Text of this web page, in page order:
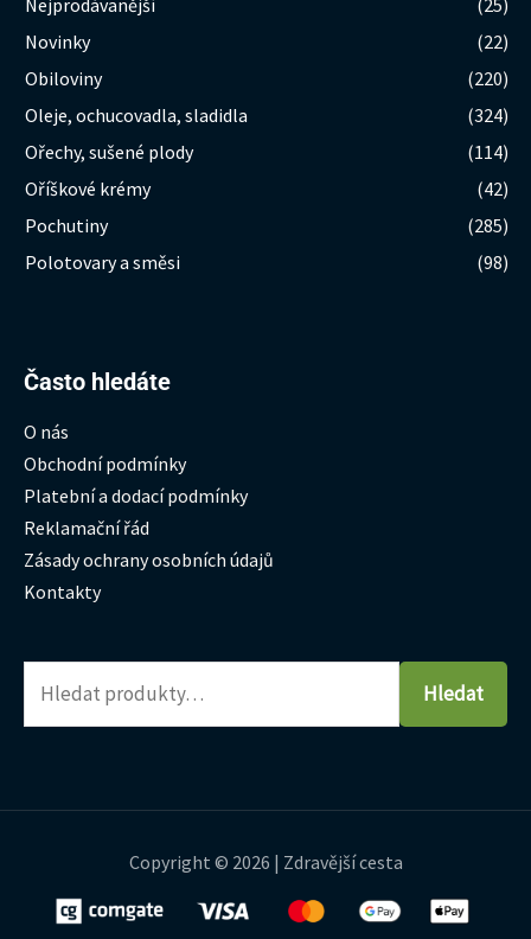
Nejprodávanější
(25)
Novinky
(22)
Obiloviny
(220)
Oleje, ochucovadla, sladidla
(324)
Ořechy, sušené plody
(114)
Oříškové krémy
(42)
Pochutiny
(285)
Polotovary a směsi
(98)
Často hledáte
O nás
Obchodní podmínky
Platební a dodací podmínky
Reklamační řád
Zásady ochrany osobních údajů
Kontakty
Hledat:
Hledat
Copyright © 2026 | Zdravější cesta